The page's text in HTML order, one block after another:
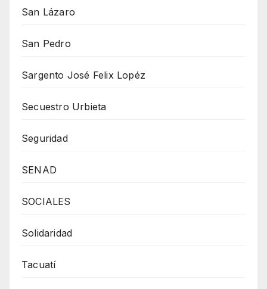
San Lázaro
San Pedro
Sargento José Felix Lopéz
Secuestro Urbieta
Seguridad
SENAD
SOCIALES
Solidaridad
Tacuatí